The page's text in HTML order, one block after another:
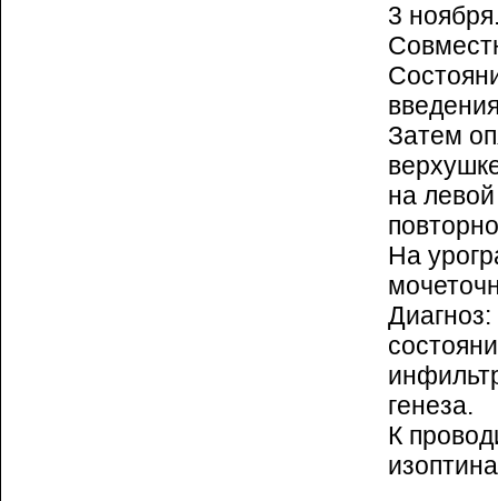
3
Затем
на
На
генеза.
К